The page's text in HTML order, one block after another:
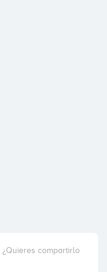
compartirlo